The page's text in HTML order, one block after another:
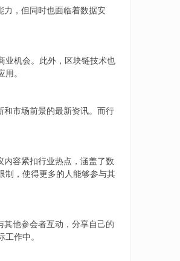
力，但同时也面临着数据安
业机会。此外，区块链技术也
。
和市场前景的最新资讯。而行
容紧扣行业热点，涵盖了数
制，使得更多的人能够参与其
他参会者互动，分享自己的
作中。